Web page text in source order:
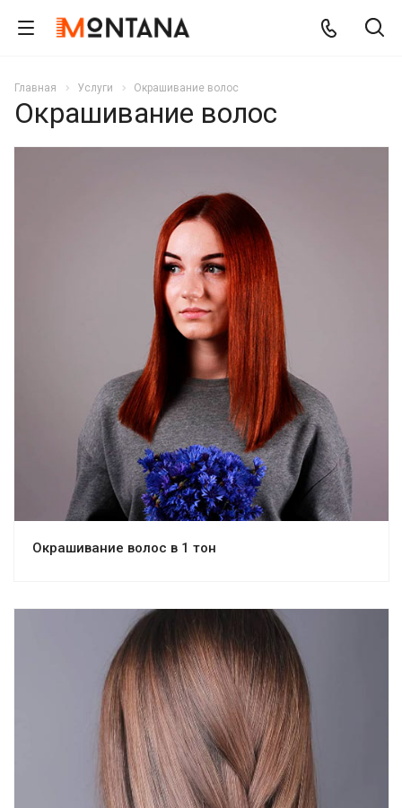
Главная Услуги Окрашивание волос
Окрашивание волос
Окрашивание волос в 1 тон